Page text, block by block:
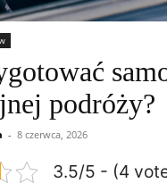
podróży?
- 8 czerwca, 2026
3.5/5 - (4